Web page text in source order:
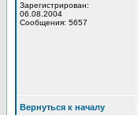
Зарегистрирован:
06.08.2004
Сообщения: 5657
Вернуться к началу